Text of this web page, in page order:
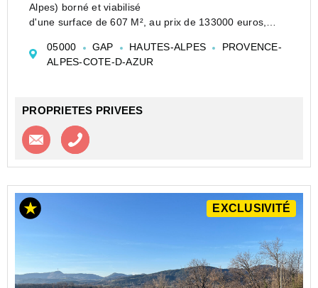
Alpes) borné et viabilisé
d'une surface de 607 M², au prix de 133000 euros,
Situé au lieu-dit " Rauffe", au sein d'un lotissement
récent de 26 lots, c...
05000 GAP HAUTES-ALPES
PROVENCE-
ALPES-COTE-D-AZUR
PROPRIETES PRIVEES
Contacter l'agence
EXCLUSIVITÉ